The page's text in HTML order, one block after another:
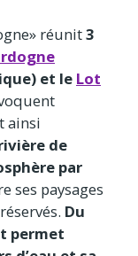
réunit3
et le Lot
ainsi
de
par
ses paysages
Du
permet